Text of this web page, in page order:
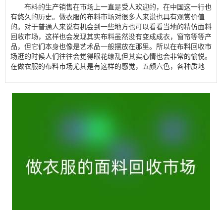
布料的生产销售在市场上一直是受人欢迎的，在中国这一行也
有悠久的历史。做衣服的布料市场对很多人来说也具有观赏价值
的。对于普通人来说有机会到一些地方也可以看看当地的精仿面料
回收市场，这样也会发现其实布料虽然没有变成成衣，窗帘等等产
品，但它们本身也像是艺术品一般摆放在那里。所以在布料回收市
场逛的时候人们往往会觉得眼花缭乱但其实心情也会非常的愉悦。
在做衣服的布料市场尤其是有这样的感觉，五颜六色，各种质地